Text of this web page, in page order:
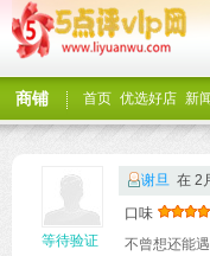
商铺 首页 优选好店 新
等待验证
谢旦 在 2
口味
不曾想还能